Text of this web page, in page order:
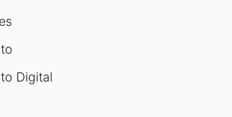
Digital